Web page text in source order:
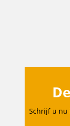
Schrijf u nu